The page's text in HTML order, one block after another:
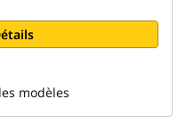
modèles